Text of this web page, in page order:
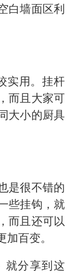
白墙面区利
实用。挂杆
而且大家可
大小的厨具
是很不错的
些挂钩，就
而且还可以
百变。
就分享到这